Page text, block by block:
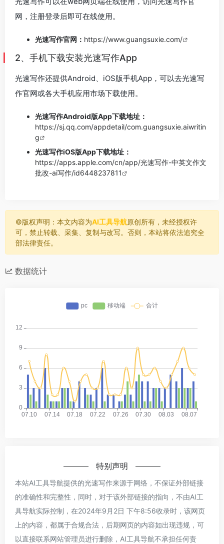
网，注册登录后即可在线使用。
光速写作官网： https://www.guangsuxie.com/
2、手机下载安装光速写作App
光速写作还提供Android、iOS版手机App，可以去光速写
作官网或各大手机应用市场下载使用。
光速写作Android版App下载地址：
https://sj.qq.com/appdetail/com.guangsuxie.aiwritin
g
光速写作iOS版App下载地址：
https://apps.apple.com/cn/app/光速写作-中英文作文
批改-ai写作/id6448237811
©️版权声明：本文内容为AI工具导航原创所有，未经授权许
可，禁止转载、采集、复制与改写。否则，本站将依法追究全
部法律责任。
数据统计
特别声明
本站AI工具导航提供的光速写作来源于网络，不保证外部链接
的准确性和完整性，同时，对于该外部链接的指向，不由AI工
具导航实际控制，在2024年9月2日 下午8:56收录时，该网页
上的内容，都属于合规合法，后期网页的内容如出现违规，可
以直接联系网站管理员进行删除，AI工具导航不承担任何责